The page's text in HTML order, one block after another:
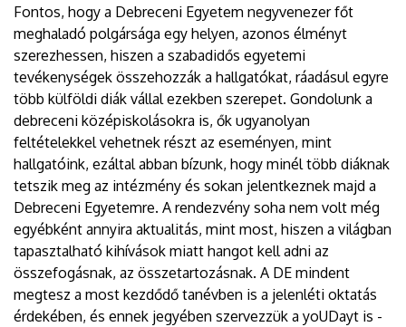
Fontos, hogy a Debreceni Egyetem negyvenezer főt
meghaladó polgársága egy helyen, azonos élményt
szerezhessen, hiszen a szabadidős egyetemi
tevékenységek összehozzák a hallgatókat, ráadásul egyre
több külföldi diák vállal ezekben szerepet. Gondolunk a
debreceni középiskolásokra is, ők ugyanolyan
feltételekkel vehetnek részt az eseményen, mint
hallgatóink, ezáltal abban bízunk, hogy minél több diáknak
tetszik meg az intézmény és sokan jelentkeznek majd a
Debreceni Egyetemre. A rendezvény soha nem volt még
egyébként annyira aktualitás, mint most, hiszen a világban
tapasztalható kihívások miatt hangot kell adni az
összefogásnak, az összetartozásnak. A DE mindent
megtesz a most kezdődő tanévben is a jelenléti oktatás
érdekében, és ennek jegyében szervezzük a yoUDayt is -